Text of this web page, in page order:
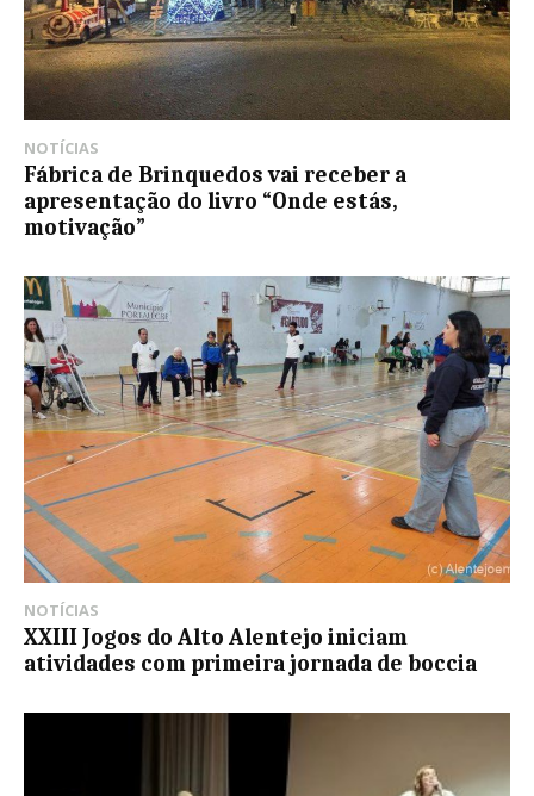
NOTÍCIAS
Fábrica de Brinquedos vai receber a
apresentação do livro “Onde estás,
motivação”
NOTÍCIAS
XXIII Jogos do Alto Alentejo iniciam
atividades com primeira jornada de boccia